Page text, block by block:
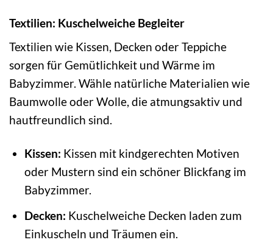
Textilien: Kuschelweiche Begleiter
Textilien wie Kissen, Decken oder Teppiche
sorgen für Gemütlichkeit und Wärme im
Babyzimmer. Wähle natürliche Materialien wie
Baumwolle oder Wolle, die atmungsaktiv und
hautfreundlich sind.
Kissen: Kissen mit kindgerechten Motiven
oder Mustern sind ein schöner Blickfang im
Babyzimmer.
Decken: Kuschelweiche Decken laden zum
Einkuscheln und Träumen ein.